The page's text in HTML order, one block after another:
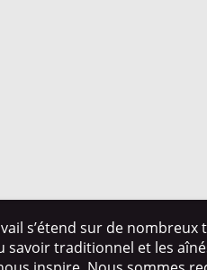
s’étend sur de
traditionnel et les